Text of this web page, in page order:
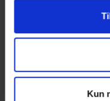
Kun
Hotel Kryb i
Fødevarestyrelsens
viser, at vi